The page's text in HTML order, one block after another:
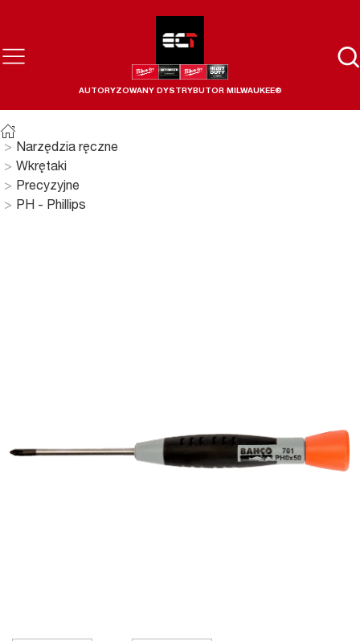
AUTORYZOWANY DYSTRYBUTOR MILWAUKEE®
Narzędzia ręczne
Wkrętaki
Precyzyjne
PH - Phillips